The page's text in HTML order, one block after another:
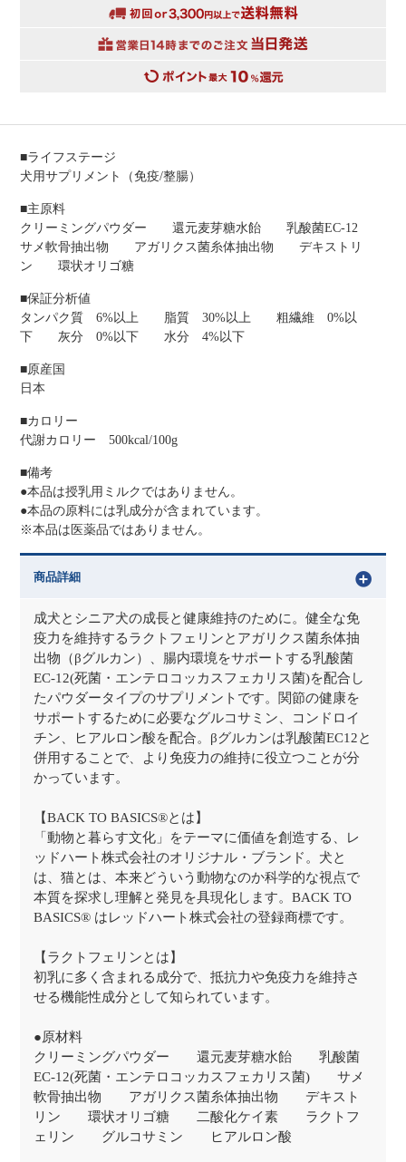
■ライフステージ
犬用サプリメント（免疫/整腸）
■主原料
クリーミングパウダー 還元麦芽糖水飴 乳酸菌EC-12
サメ軟骨抽出物 アガリクス菌糸体抽出物 デキストリ
ン 環状オリゴ糖
■保証分析値
タンパク質 6%以上 脂質 30%以上 粗繊維 0%以
下 灰分 0%以下 水分 4%以下
■原産国
日本
■カロリー
代謝カロリー 500kcal/100g
■備考
●本品は授乳用ミルクではありません。
●本品の原料には乳成分が含まれています。
※本品は医薬品ではありません。
商品詳細
成犬とシニア犬の成長と健康維持のために。健全な免
疫力を維持するラクトフェリンとアガリクス菌糸体抽
出物（βグルカン）、腸内環境をサポートする乳酸菌
EC-12(死菌・エンテロコッカスフェカリス菌)を配合し
たパウダータイプのサプリメントです。関節の健康を
サポートするために必要なグルコサミン、コンドロイ
チン、ヒアルロン酸を配合。βグルカンは乳酸菌EC12と
併用することで、より免疫力の維持に役立つことが分
かっています。
【BACK TO BASICS®とは】
「動物と暮らす文化」をテーマに価値を創造する、レ
ッドハート株式会社のオリジナル・ブランド。犬と
は、猫とは、本来どういう動物なのか科学的な視点で
本質を探求し理解と発見を具現化します。BACK TO
BASICS® はレッドハート株式会社の登録商標です。
【ラクトフェリンとは】
初乳に多く含まれる成分で、抵抗力や免疫力を維持さ
せる機能性成分として知られています。
●原材料
クリーミングパウダー 還元麦芽糖水飴 乳酸菌
EC-12(死菌・エンテロコッカスフェカリス菌) サメ
軟骨抽出物 アガリクス菌糸体抽出物 デキスト
リン 環状オリゴ糖 二酸化ケイ素 ラクトフ
ェリン グルコサミン ヒアルロン酸